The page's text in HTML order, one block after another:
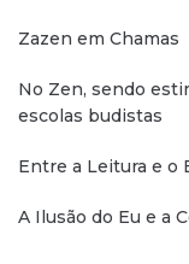
Zazen em Chamas
No Zen, sendo
escolas budistas
Entre a Leitura e o
A Ilusão do Eu e a